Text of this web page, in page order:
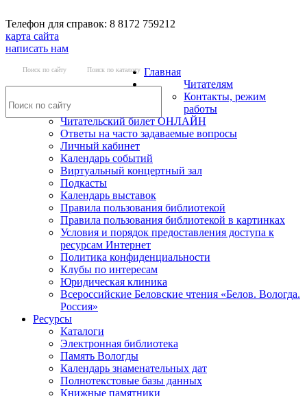
Телефон для справок: 8 8172 759212
карта сайта
написать нам
Поиск по сайту Поиск по каталогу Главная
Читателям
Контакты, режим
работы
Читательский билет ОНЛАЙН
Ответы на часто задаваемые вопросы
Личный кабинет
Календарь событий
Виртуальный концертный зал
Подкасты
Календарь выставок
Правила пользования библиотекой
Правила пользования библиотекой в картинках
Условия и порядок предоставления доступа к
ресурсам Интернет
Политика конфиденциальности
Клубы по интересам
Юридическая клиника
Всероссийские Беловские чтения «Белов. Вологда.
Россия»
Ресурсы
Каталоги
Электронная библиотека
Память Вологды
Календарь знаменательных дат
Полнотекстовые базы данных
Книжные памятники